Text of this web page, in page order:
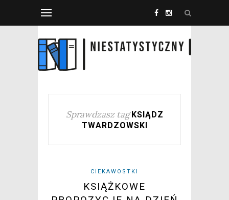
Sprawdzasz tag KSIĄDZ
TWARDZOWSKI
CIEKAWOSTKI
KSIĄŻKOWE